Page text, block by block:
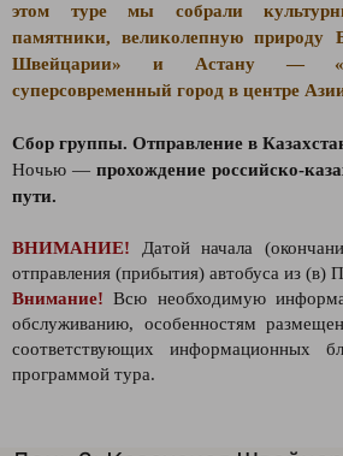
этом туре мы собрали
памятники, великолепную природу
Швейцарии» и Астану —
суперсовременный город в центре
Сбор группы. Отправление в
Ночью — прохождение российско-
пути.
ВНИМАНИЕ! Датой начала
отправления (прибытия) автобуса из (в)
Внимание! Всю необходимую
обслуживанию, особенностям
соответствующих информационных
программой тура.